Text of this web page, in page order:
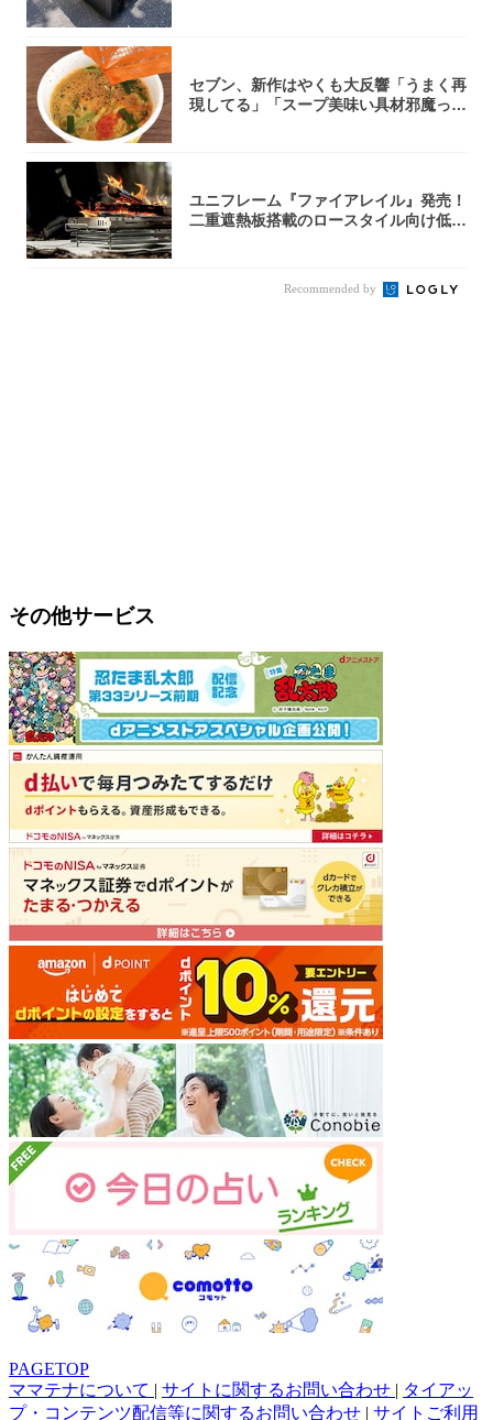
セブン、新作はやくも大反響「うまく再
現してる」「スープ美味い具材邪魔って
ユニフレーム『ファイアレイル』発売！
二重遮熱板搭載のロースタイル向け低型
Recommended by
その他サービス
PAGETOP
ママテナについて | サイトに関するお問い合わせ | タイアッ
プ・コンテンツ配信等に関するお問い合わせ | サイトご利用